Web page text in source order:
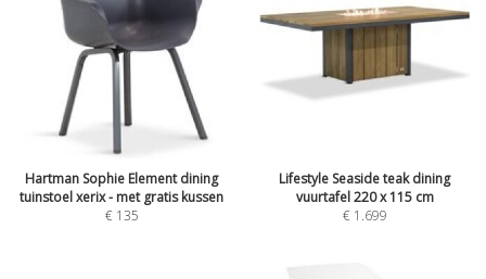
Hartman Sophie Element dining
tuinstoel xerix - met gratis kussen
€ 135
Lifestyle Seaside teak dining
vuurtafel 220 x 115 cm
€ 1.699